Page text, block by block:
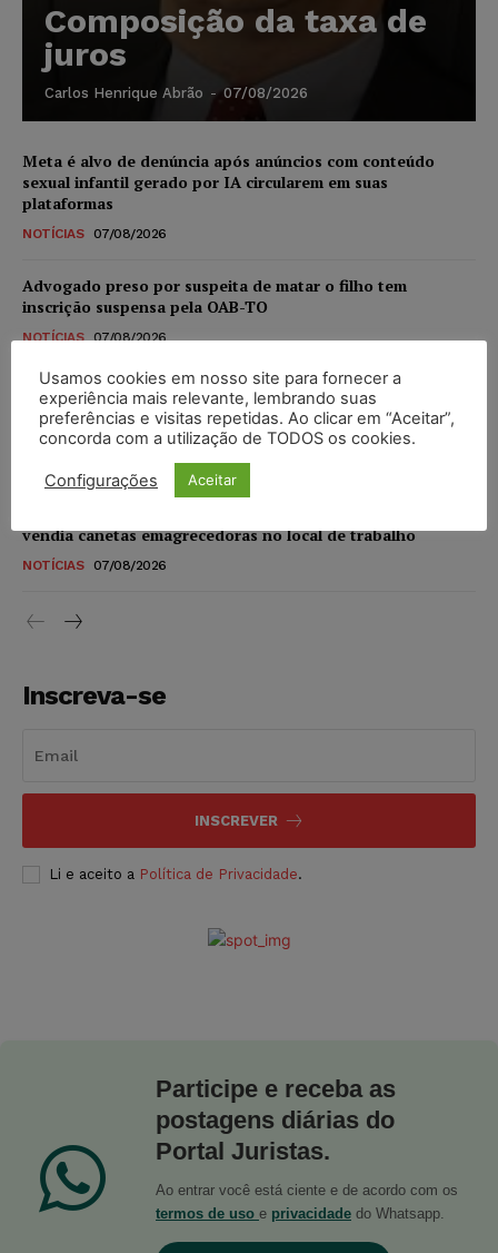
Composição da taxa de
juros
Carlos Henrique Abrão - 07/08/2026
Meta é alvo de denúncia após anúncios com conteúdo
sexual infantil gerado por IA circularem em suas
plataformas
NOTÍCIAS 07/08/2026
Advogado preso por suspeita de matar o filho tem
inscrição suspensa pela OAB-TO
NOTÍCIAS 07/08/2026
STF amplia isenção de IBS e CBS na compra de veículos
novos para pessoas com deficiência e autistas de todos os
níveis
07/08/2026
vendia canetas emagrecedoras no local de trabalho
NOTÍCIAS 07/08/2026
Inscreva-se
INSCREVER
Li e aceito a Política de Privacidade.
Participe e receba as
postagens diárias do
Portal Juristas.
Ao entrar você está ciente e de acordo com os
termos de uso e privacidade do Whatsapp.
Usamos cookies em nosso site para fornecer a
experiência mais relevante, lembrando suas
preferências e visitas repetidas. Ao clicar em “Aceitar”,
concorda com a utilização de TODOS os cookies.
Configurações Aceitar